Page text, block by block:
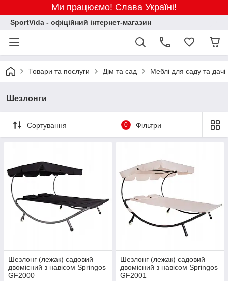
Ми працюємо! Слава Україні!
SportVida - офіційний інтернет-магазин
Товари та послуги Дім та сад Меблі для саду та дачі
Шезлонги
Сортування 0 Фільтри
Шезлонг (лежак) садовий
двомісний з навісом Springos
GF2000
Шезлонг (лежак) садовий
двомісний з навісом Springos
GF2001